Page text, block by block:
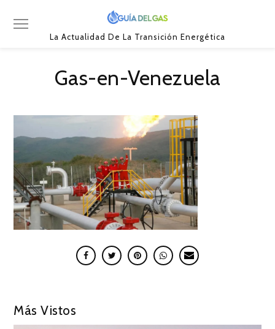
La Actualidad De La Transición Energética
Gas-en-Venezuela
Más Vistos